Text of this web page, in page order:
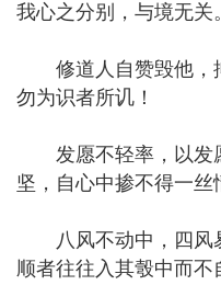
我心之分别，与境无关。
修道人自赞毁他，
勿为识者所讥！
发愿不轻率，以发
坚，自心中掺不得一丝
八风不动中，四风易
顺者往往入其彀中而